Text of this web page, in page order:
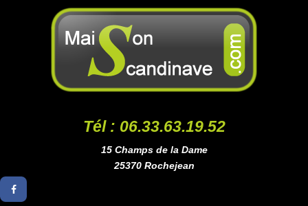
Tél : 06.33.63.19.52
15 Champs de la Dame
25370 Rochejean